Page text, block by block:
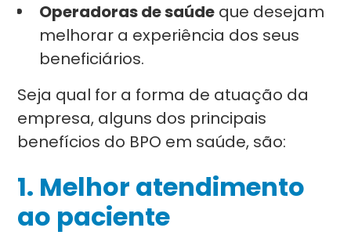
Operadoras de saúde que desejam
melhorar a experiência dos seus
beneficiários.
Seja qual for a forma de atuação da
empresa, alguns dos principais
benefícios do BPO em saúde, são:
1. Melhor atendimento
ao paciente